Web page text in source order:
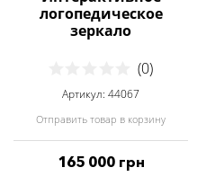
логопедическое
зеркало
(0)
Артикул: 44067
Отправить товар в корзину
165 000 грн